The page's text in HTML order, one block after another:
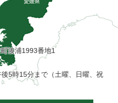
湊浦1993番地1
5時15分まで（土曜、日曜、祝